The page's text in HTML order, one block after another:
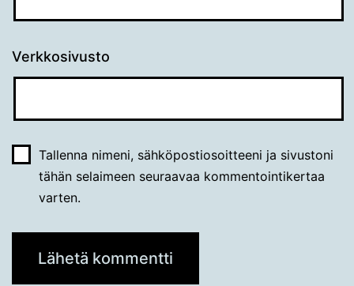
Verkkosivusto
Tallenna nimeni, sähköpostiosoitteeni ja sivustoni
tähän selaimeen seuraavaa kommentointikertaa
varten.